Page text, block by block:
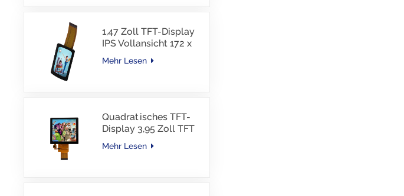
1,47 Zoll TFT-Display
IPS Vollansicht 172 x
320 Auflösung
Bildschirm
Mehr Lesen
Quadratisches TFT-
Display 3,95 Zoll TFT
LCD 480*480 40PINS
RGB-Schnittstelle
Mehr Lesen